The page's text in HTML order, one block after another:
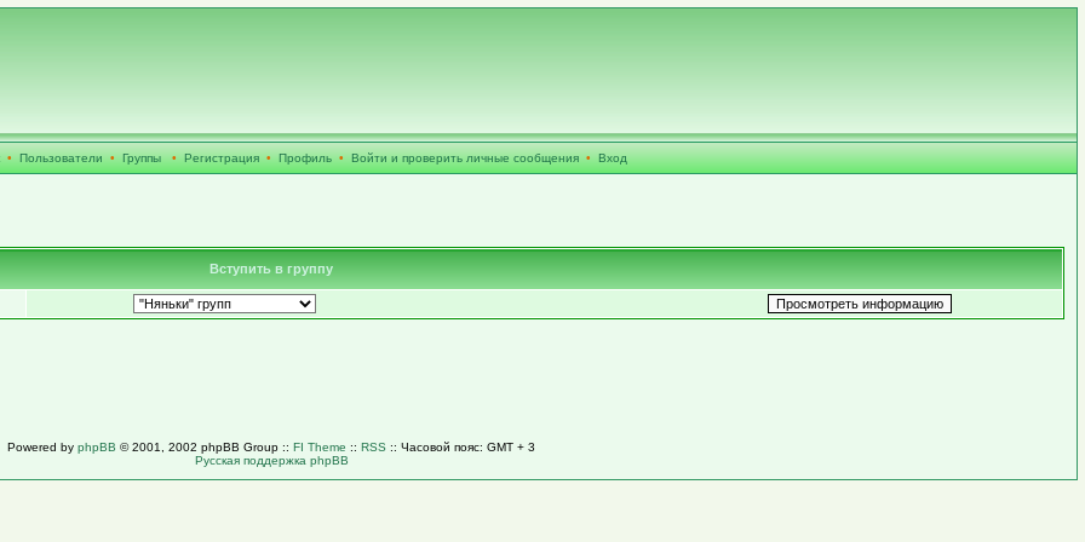
• Пользователи • Группы • Регистрация • Профиль • Войти и проверить личные сообщения • Вход
Вступить в группу
Powered by phpBB © 2001, 2002 phpBB Group :: FI Theme :: RSS :: Часовой пояс: GMT + 3
Русская поддержка phpBB